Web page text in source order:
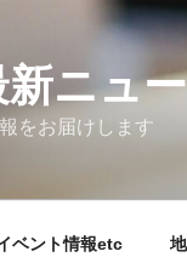
ニュ
をお届けします
ベント情報etc